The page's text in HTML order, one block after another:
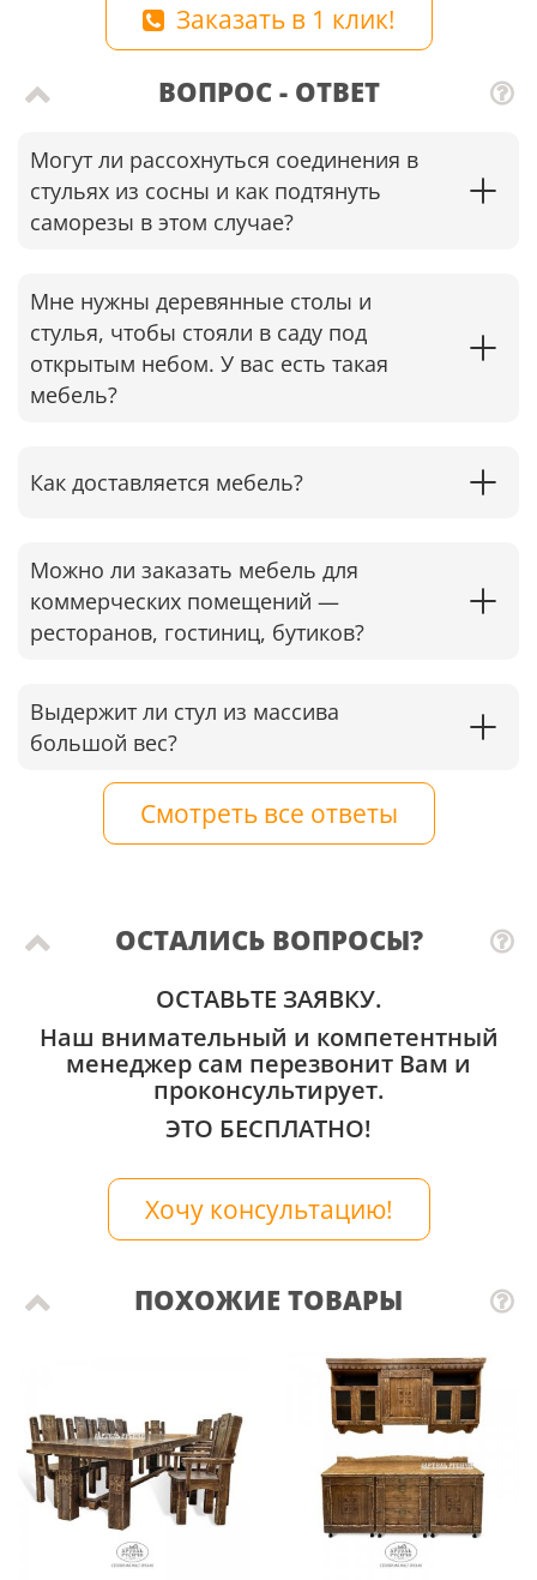
Заказать в 1 клик!
ВОПРОС - ОТВЕТ
Могут ли рассохнуться соединения в
стульях из сосны и как подтянуть
саморезы в этом случае?​
Мне нужны деревянные столы и
стулья, чтобы стояли в саду под
открытым небом. У вас есть такая
мебель?
Как доставляется мебель?
Можно ли заказать мебель для
коммерческих помещений —
ресторанов, гостиниц, бутиков?
Выдержит ли стул из массива
большой вес?
Смотреть все ответы
ОСТАЛИСЬ ВОПРОСЫ?
ОСТАВЬТЕ ЗАЯВКУ.
Наш внимательный и компетентный
менеджер сам перезвонит Вам и
проконсультирует.
ЭТО БЕСПЛАТНО!
Хочу консультацию!
ПОХОЖИЕ ТОВАРЫ